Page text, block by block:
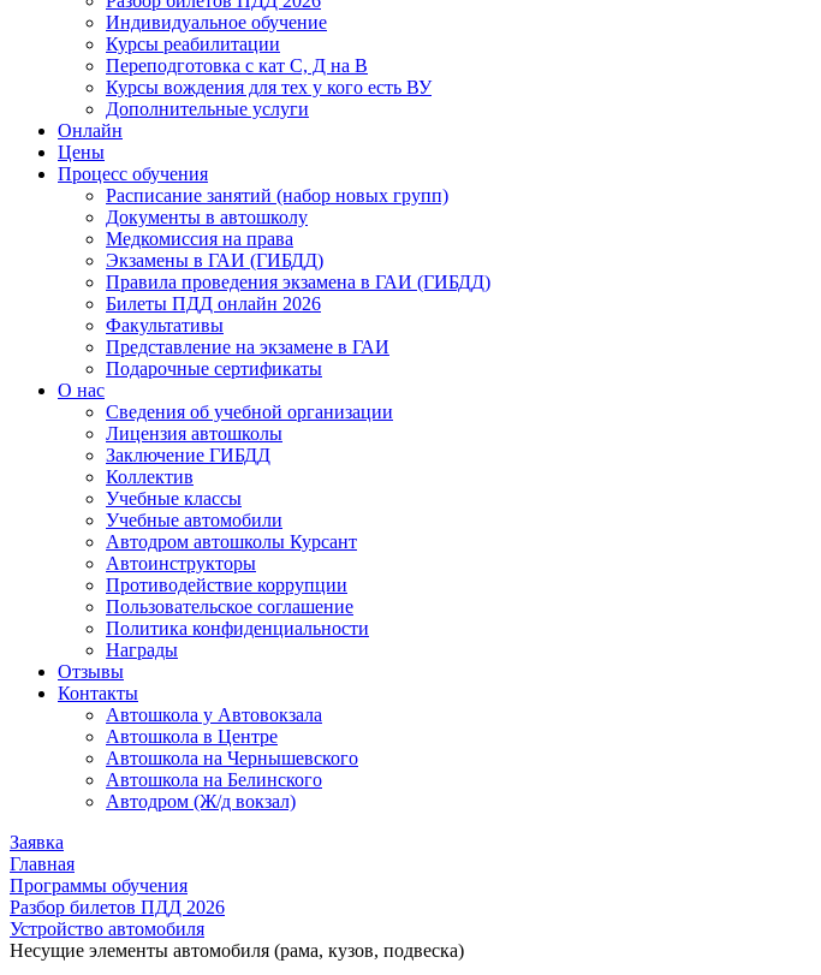
Индивидуальное обучение
Курсы реабилитации
Переподготовка с кат С, Д на В
Курсы вождения для тех у кого есть ВУ
Дополнительные услуги
Онлайн
Цены
Процесс обучения
Расписание занятий (набор новых групп)
Документы в автошколу
Медкомиссия на права
Экзамены в ГАИ (ГИБДД)
Правила проведения экзамена в ГАИ (ГИБДД)
Билеты ПДД онлайн 2026
Факультативы
Представление на экзамене в ГАИ
Подарочные сертификаты
О нас
Сведения об учебной организации
Лицензия автошколы
Заключение ГИБДД
Коллектив
Учебные классы
Учебные автомобили
Автодром автошколы Курсант
Автоинструкторы
Противодействие коррупции
Пользовательское соглашение
Политика конфиденциальности
Награды
Отзывы
Контакты
Автошкола у Автовокзала
Автошкола в Центре
Автошкола на Чернышевского
Автошкола на Белинского
Автодром (Ж/д вокзал)
Заявка
Главная
Программы обучения
Разбор билетов ПДД 2026
Устройство автомобиля
Несущие элементы автомобиля (рама, кузов, подвеска)